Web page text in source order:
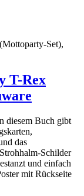
T-Rex
diesem Buch gibt
das
Schilder
und einfach
mit Rückseite